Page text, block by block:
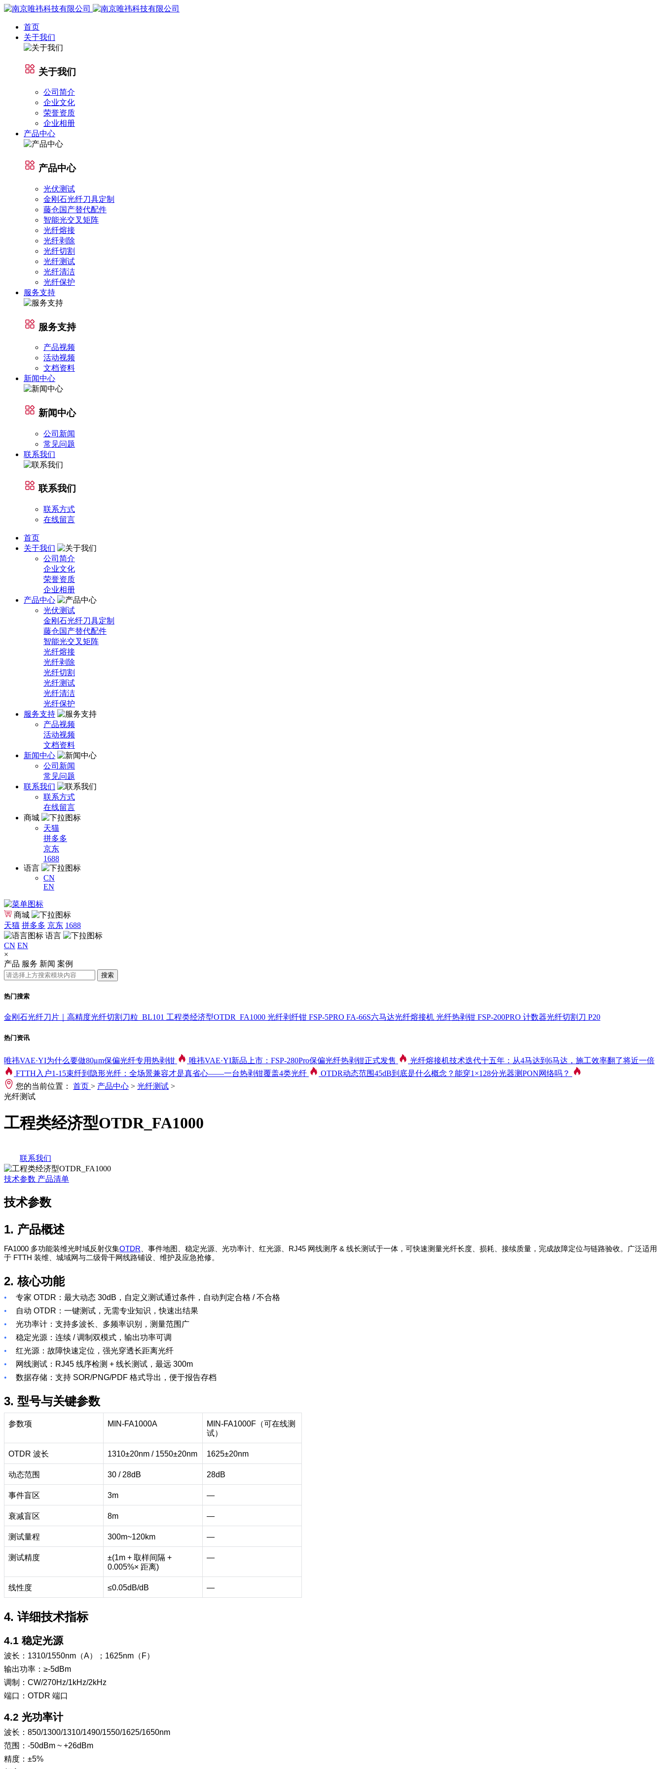
首页
关于我们
关于我们
公司简介
企业文化
荣誉资质
企业相册
产品中心
产品中心
光伏测试
金刚石光纤刀具定制
藤仓国产替代配件
智能光交叉矩阵
光纤熔接
光纤剥除
光纤切割
光纤测试
光纤清洁
光纤保护
服务支持
服务支持
产品视频
活动视频
文档资料
新闻中心
新闻中心
公司新闻
常见问题
联系我们
联系我们
联系方式
在线留言
首页
关于我们
公司简介
企业文化
荣誉资质
企业相册
产品中心
光伏测试
金刚石光纤刀具定制
藤仓国产替代配件
智能光交叉矩阵
光纤熔接
光纤剥除
光纤切割
光纤测试
光纤清洁
光纤保护
服务支持
产品视频
活动视频
文档资料
新闻中心
公司新闻
常见问题
联系我们
联系方式
在线留言
商城
天猫
拼多多
京东
1688
语言
CN
EN
商城
天猫 拼多多 京东 1688
语言
CN EN
×
产品 服务 新闻 案例
搜索
热门搜索
金刚石光纤刀片｜高精度光纤切割刀粒_BL101 工程类经济型OTDR_FA1000 光纤剥纤钳 FSP-5PRO FA-66S六马达光纤熔接机 光纤热剥钳 FSP-200PRO 计数器光纤切割刀 P20
热门资讯
唯祎VAE·YI为什么要做80μm保偏光纤专用热剥钳 唯祎VAE·YI新品上市：FSP-280Pro保偏光纤热剥钳正式发售
光纤熔接机技术迭代十五年：从4马达到6马达，施工效率翻了将近一倍
FTTH入户1-15束纤到隐形光纤：全场景兼容才是真省心——一台热剥钳覆盖4类光纤
OTDR动态范围45dB到底是什么概念？能穿1×128分光器测PON网络吗？
您的当前位置：
首页 > 产品中心 > 光纤测试 >
光纤测试
工程类经济型OTDR_FA1000
联系我们
技术参数 产品清单
技术参数
1. 产品概述
FA1000 多功能装维光时域反射仪集OTDR 、事件地图、稳定光源、光功率计、红光源、 RJ45 网线测序 & 线长测试于一体，可快速测量光纤长度、损耗、接续质量，完成故障定位与链路验收。广泛适用
于 FTTH 装维、城域网与二级骨干网线路铺设、维护及应急抢修。
2.核心功能
• 专家 OTDR ：最大动态 30dB ，自定义测试通过条件，自动判定合格 /不合格
•
自动 OTDR ：一键测试，无需专业知识，快速出结果
•
光功率计：支持多波长、多频率识别，测量范围广
•
稳定光源：连续 /调制双模式，输出功率可调
•
红光源：故障快速定位，强光穿透长距离光纤
•
网线测试： RJ45 线序检测 + 线长测试，最远 300m
•
数据存储：支持 SOR/PNG/PDF 格式导出，便于报告存档
3. 型号与关键参数
参数项 MIN-FA1000A MIN-FA1000F （可在线测
试）
OTDR 波长 1310±20nm / 1550±20nm 1625±20nm
动态范围 30 / 28dB 28dB
事件盲区 3m —
衰减盲区 8m —
测试量程 300m~120km —
测试精度 ±(1m + 取样间隔 +
0.005%× 距离)
—
线性度 ≤0.05dB/dB —
4. 详细技术指标
4.1 稳定光源
波长： 1310/1550nm （A）； 1625nm （ F）
输出功率： ≥-5dBm
调制： CW/270Hz/1kHz/2kHz
端口： OTDR 端口
4.2 光功率计
波长： 850/1300/1310/1490/1550/1625/1650nm
范围： -50dBm ~ +26dBm
精度： ±5%